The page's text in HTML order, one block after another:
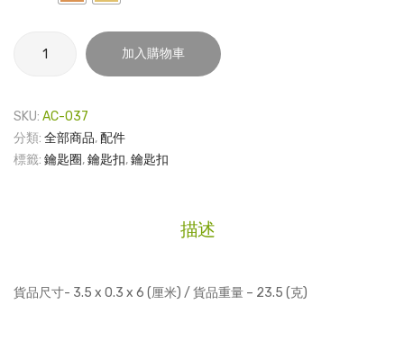
家庭用品
童裝系列
包裝
文具
明
加入購物車
SKU: AC-037
分類: 全部商品,配件
標籤: 鑰匙圈,鑰匙扣,鑰匙扣
描述
貨品尺寸- 3.5 x 0.3 x 6 (厘米) / 貨品重量 – 23.5 (克)